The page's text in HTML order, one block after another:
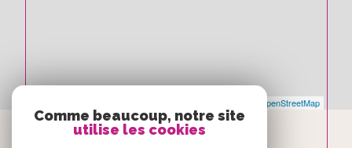
© OpenStreetMap
Espace
Comme beaucoup, notre site
utilise les cookies